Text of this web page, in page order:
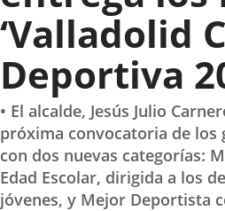
‘Valladolid
Deportiva
• El alcalde, Jesús Julio
próxima convocatoria de los
con dos nuevas categorías:
Edad Escolar, dirigida a los
jóvenes, y Mejor Deportista